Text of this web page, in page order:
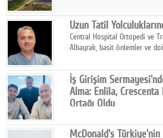
Uzun Tatil
Central Hospital Ortopedi ve
Albayrak, basit önlemler ve
İş Girişim
Alma: Enlila, Crescenta
Ortağı Oldu
stratejisini uluslararası ölçeğe
McDonald's